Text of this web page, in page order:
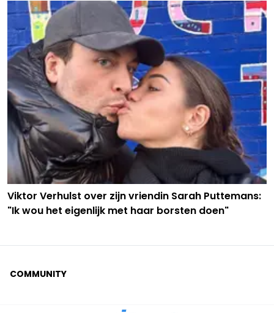
Viktor Verhulst over zijn vriendin Sarah Puttemans:
"Ik wou het eigenlijk met haar borsten doen"
COMMUNITY